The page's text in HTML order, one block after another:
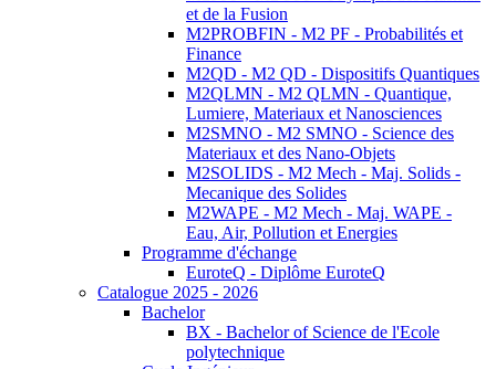
et de la Fusion
M2PROBFIN - M2 PF - Probabilités et
Finance
M2QD - M2 QD - Dispositifs Quantiques
M2QLMN - M2 QLMN - Quantique,
Lumiere, Materiaux et Nanosciences
M2SMNO - M2 SMNO - Science des
Materiaux et des Nano-Objets
M2SOLIDS - M2 Mech - Maj. Solids -
Mecanique des Solides
M2WAPE - M2 Mech - Maj. WAPE -
Eau, Air, Pollution et Energies
Programme d'échange
EuroteQ - Diplôme EuroteQ
Catalogue 2025 - 2026
Bachelor
BX - Bachelor of Science de l'Ecole
polytechnique